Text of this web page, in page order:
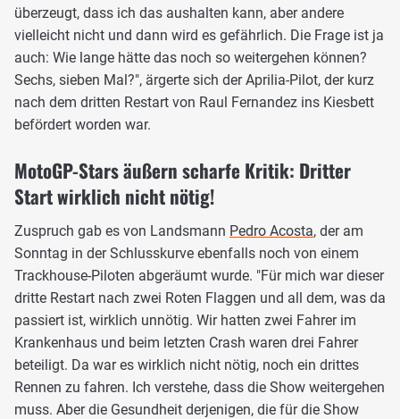
überzeugt, dass ich das aushalten kann, aber andere
vielleicht nicht und dann wird es gefährlich. Die Frage ist ja
auch: Wie lange hätte das noch so weitergehen können?
Sechs, sieben Mal?", ärgerte sich der Aprilia-Pilot, der kurz
nach dem dritten Restart von Raul Fernandez ins Kiesbett
befördert worden war.
MotoGP-Stars äußern scharfe Kritik: Dritter
Start wirklich nicht nötig!
Zuspruch gab es von Landsmann Pedro Acosta, der am
Sonntag in der Schlusskurve ebenfalls noch von einem
Trackhouse-Piloten abgeräumt wurde. "Für mich war dieser
dritte Restart nach zwei Roten Flaggen und all dem, was da
passiert ist, wirklich unnötig. Wir hatten zwei Fahrer im
Krankenhaus und beim letzten Crash waren drei Fahrer
beteiligt. Da war es wirklich nicht nötig, noch ein drittes
Rennen zu fahren. Ich verstehe, dass die Show weitergehen
muss. Aber die Gesundheit derjenigen, die für die Show